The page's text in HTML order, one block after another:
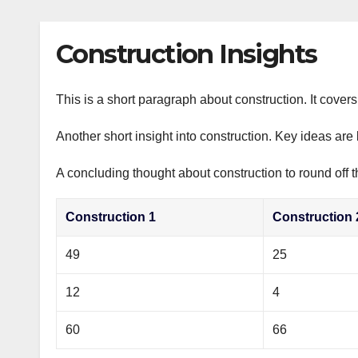
Construction Insights
This is a short paragraph about construction. It
Another short insight into construction. Key ideas
A concluding thought about construction to round off
Construction 1 Construction
49 25
12 4
60 66